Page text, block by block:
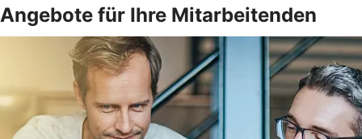
Angebote für Ihre Mitarbeitenden